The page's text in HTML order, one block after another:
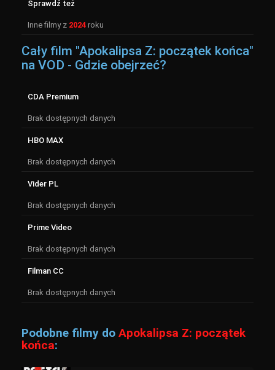
Sprawdź też
Inne filmy z 2024 roku
Cały film "Apokalipsa Z: początek końca"
na VOD - Gdzie obejrzeć?
CDA Premium
Brak dostępnych danych
HBO MAX
Brak dostępnych danych
Vider PL
Brak dostępnych danych
Prime Video
Brak dostępnych danych
Filman CC
Brak dostępnych danych
Podobne filmy do Apokalipsa Z: początek
końca: